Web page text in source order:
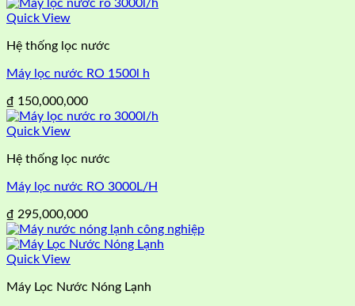
Quick View
Hệ thống lọc nước
Máy lọc nước RO 1500l h
₫ 150,000,000
Quick View
Hệ thống lọc nước
Máy lọc nước RO 3000L/H
₫ 295,000,000
Quick View
Máy Lọc Nước Nóng Lạnh